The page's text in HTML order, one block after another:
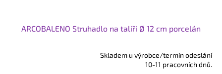
ARCOBALENO Struhadlo na talíři Ø 12 cm porcelán
Skladem u výrobce/termín odeslání
10-11 pracovních dnů.